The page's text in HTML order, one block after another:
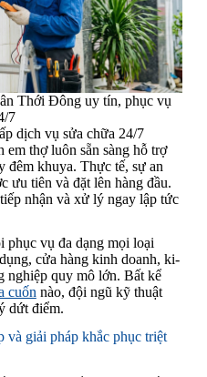
Thới Đông uy tín, phục vụ
7
dịch vụ sửa chữa 24/7
em thợ luôn sẵn sàng hỗ trợ
đêm khuya. Thực tế, sự an
ưu tiên và đặt lên hàng đầu.
nhận và xử lý ngay lập tức
phục vụ đa dạng mọi loại
cửa hàng kinh doanh, ki-
nghiệp quy mô lớn. Bất kể
cuốnnào, đội ngũ kỹ thuật
dứt điểm.
và giải pháp khắc phục triệt